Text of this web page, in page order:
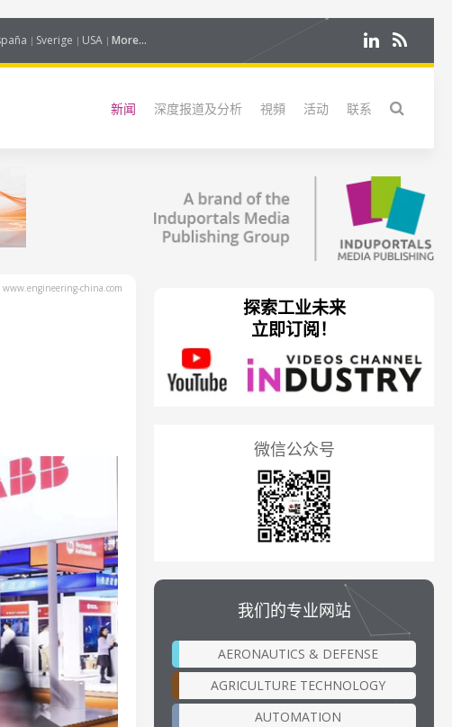
Sverige USA More...
新闻 深度报道及分析 視頻 活动 联系
www.engineering-china.com
探索工业未来
立即订阅！
微信公众号
我们的专业网站
AERONAUTICS & DEFENSE
AGRICULTURE TECHNOLOGY
AUTOMATION